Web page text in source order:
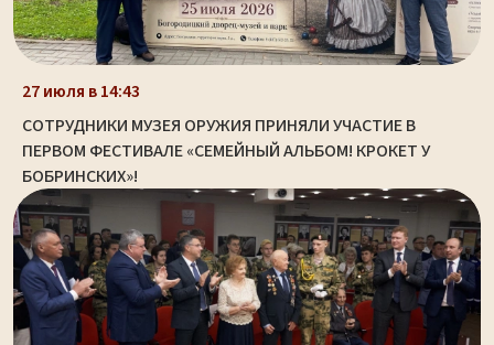
27 июля в 14:43
СОТРУДНИКИ МУЗЕЯ ОРУЖИЯ ПРИНЯЛИ УЧАСТИЕ В
ПЕРВОМ ФЕСТИВАЛЕ «СЕМЕЙНЫЙ АЛЬБОМ! КРОКЕТ У
БОБРИНСКИХ»!